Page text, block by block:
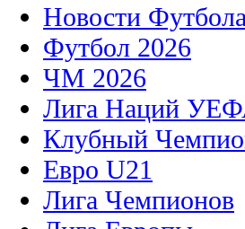
Новости Футбола
Футбол 2026
ЧМ 2026
Лига Наций
Клубный
Евро U21
Лига Чемпионов